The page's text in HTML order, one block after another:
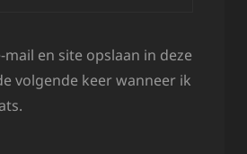
mail en site opslaan in deze
volgende keer wanneer ik